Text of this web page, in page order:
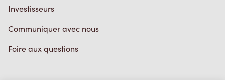
Investisseurs
Communiquer avec nous
Foire aux questions